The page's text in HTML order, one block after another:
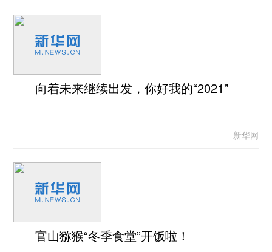
向着未来继续出发，你好我的“2021”
新华网
官山猕猴“冬季食堂”开饭啦！